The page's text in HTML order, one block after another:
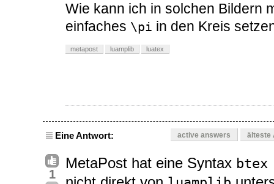
Wie kann ich in solchen Bildern
einfaches \pi in den Kreis
metapost luamplib luatex
Eine Antwort: active answers älteste
1
MetaPost hat eine Syntax